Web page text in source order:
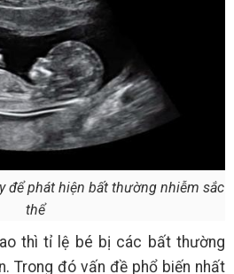
để phát hiện bất thường nhiễm sắc
thể
thì tỉ lệ bé bị các bất thường
Trong đó vấn đề phổ biến nhất